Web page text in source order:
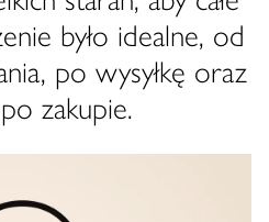
było idealne, od
po wysyłkę oraz
zakupie.